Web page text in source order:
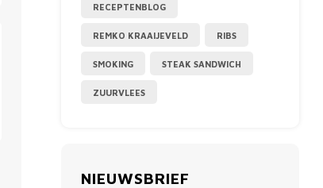
RECEPTENBLOG
REMKO KRAAIJEVELD RIBS
SMOKING STEAK SANDWICH
ZUURVLEES
NIEUWSBRIEF